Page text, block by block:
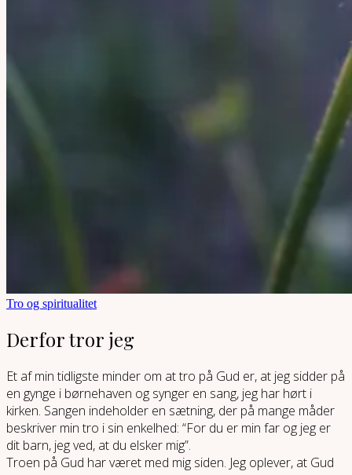
Tro og spiritualitet
Derfor tror jeg
Et af min tidligste minder om at tro på Gud er, at jeg sidder på
en gynge i børnehaven og synger en sang, jeg har hørt i
kirken. Sangen indeholder en sætning, der på mange måder
beskriver min tro i sin enkelhed: “For du er min far og jeg er
dit barn, jeg ved, at du elsker mig”.
Troen på Gud har været med mig siden. Jeg oplever, at Gud